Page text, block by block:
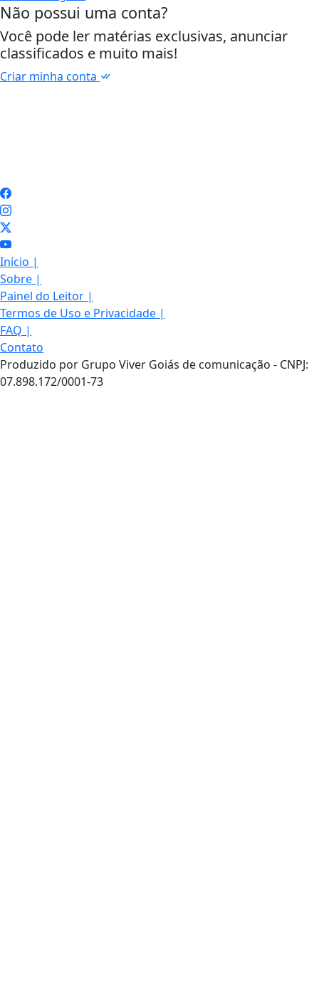
Não possui uma conta?
Você pode ler matérias exclusivas, anunciar
classificados e muito mais!
Criar minha conta
Início |
Sobre |
Painel do Leitor |
Termos de Uso e Privacidade |
FAQ |
Contato
Produzido por Grupo Viver Goiás de comunicação - CNPJ:
07.898.172/0001-73